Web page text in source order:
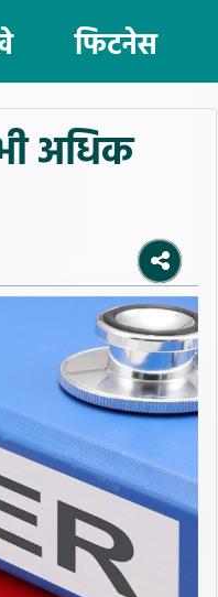
फिटनेस
अधिक